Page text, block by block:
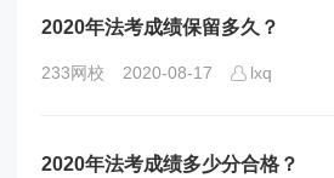
2020年法考成绩保留多久？
233网校 2020-08-17 lxq
2020年法考成绩多少分合格？